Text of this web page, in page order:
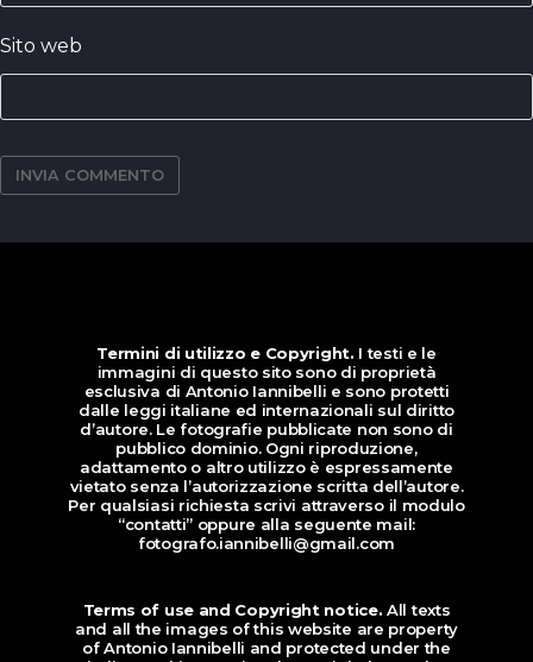
Sito web
Termini di utilizzo e Copyright. I testi e le
immagini di questo sito sono di proprietà
esclusiva di Antonio Iannibelli e sono protetti
dalle leggi italiane ed internazionali sul diritto
d’autore. Le fotografie pubblicate non sono di
pubblico dominio. Ogni riproduzione,
adattamento o altro utilizzo è espressamente
vietato senza l’autorizzazione scritta dell’autore.
Per qualsiasi richiesta scrivi attraverso il modulo
“contatti” oppure alla seguente mail:
fotografo.iannibelli@gmail.com
Terms of use and Copyright notice. All texts
and all the images of this website are property
of Antonio Iannibelli and protected under the